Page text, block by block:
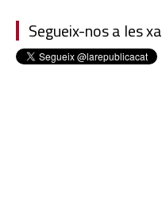
Segueix-nos a les